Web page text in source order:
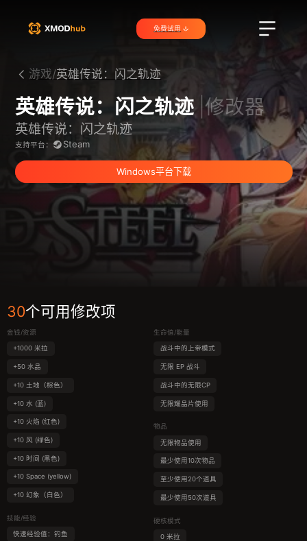
免费试用
游戏/英雄传说：闪之轨迹
英雄传说：闪之轨迹 |修改器
英雄传说：闪之轨迹
支持平台： Steam
Windows平台下载
30个可用修改项
金钱/资源
+1000 米拉
+50 水晶
+10 土地（棕色）
+10 水 (蓝)
+10 火焰 (红色)
+10 风 (绿色)
+10 时间 (黑色)
+10 Space (yellow)
+10 幻象（白色）
技能/经验
快速经验值：钓鱼
生命值/能量
战斗中的上帝模式
无限 EP 战斗
战斗中的无限CP
无限耀晶片使用
物品
无限物品使用
最少使用10次物品
至少使用20个道具
最少使用50次道具
硬核模式
0 米拉